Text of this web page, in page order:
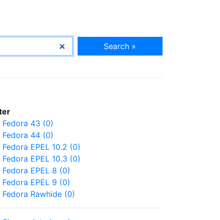
Search »
Fedora 43 (0)
Fedora 44 (0)
Fedora EPEL 10.2 (0)
Fedora EPEL 10.3 (0)
Fedora EPEL 8 (0)
Fedora EPEL 9 (0)
Fedora Rawhide (0)